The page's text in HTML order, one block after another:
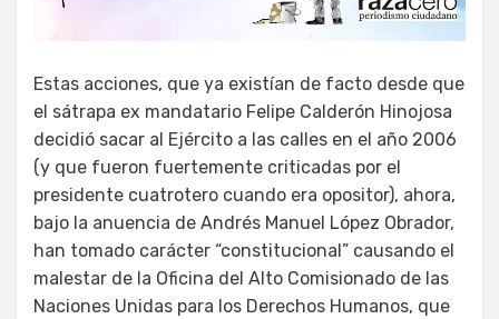
Estas acciones, que ya existían de facto desde que
el sátrapa ex mandatario Felipe Calderón Hinojosa
decidió sacar al Ejército a las calles en el año 2006
(y que fueron fuertemente criticadas por el
presidente cuatrotero cuando era opositor), ahora,
bajo la anuencia de Andrés Manuel López Obrador,
han tomado carácter “constitucional” causando el
malestar de la Oficina del Alto Comisionado de las
Naciones Unidas para los Derechos Humanos, que